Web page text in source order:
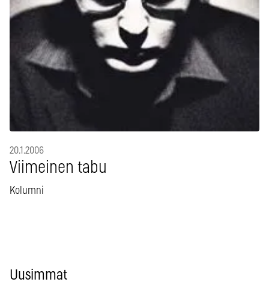
20.1.2006
Viimeinen tabu
Kolumni
Uusimmat